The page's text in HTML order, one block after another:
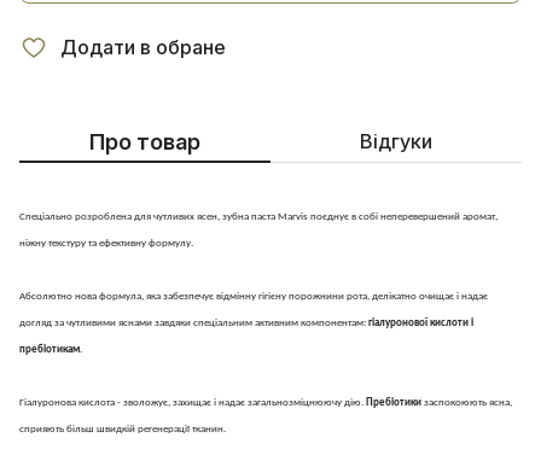
Додати в обране
Про товар Відгуки
Спеціально розроблена для чутливих ясен, зубна паста Marvis поєднує в собі неперевершений аромат,
ніжну текстуру та ефективну формулу.
Абсолютно нова формула, яка забезпечує відмінну гігієну порожнини рота, делікатно очищає і надає
догляд за чутливими яснами завдяки спеціальним активним компонентам: гіалуронової кислоти і
пребіотикам.
Гіалуронова кислота - зволожує, захищає і надає загальнозміцнюючу дію. Пребіотики заспокоюють ясна,
сприяють більш швидкій регенерації тканин.